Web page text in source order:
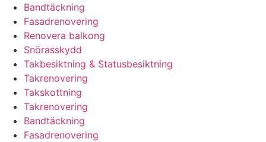
Bandtäckning
Fasadrenovering
Renovera balkong
Snörasskydd
Takbesiktning & Statusbesiktning
Takrenovering
Takskottning
Takrenovering
Bandtäckning
Fasadrenovering